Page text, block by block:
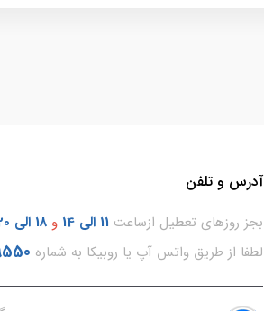
آدرس و تلفن
بجز روزهای تعطیل ازساعت 11 الی 14 و 18 الی 20
لطفا از طریق واتس آپ یا روبیکا به شماره